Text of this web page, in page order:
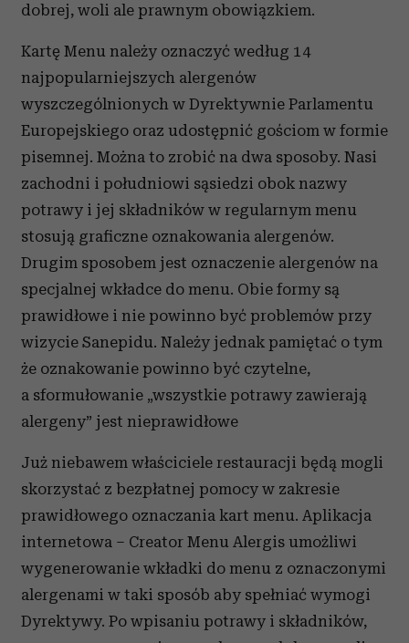
dobrej, woli ale prawnym obowiązkiem.
Kartę Menu należy oznaczyć według 14
najpopularniejszych alergenów
wyszczególnionych w Dyrektywnie Parlamentu
Europejskiego oraz udostępnić gościom w formie
pisemnej. Można to zrobić na dwa sposoby. Nasi
zachodni i południowi sąsiedzi obok nazwy
potrawy i jej składników w regularnym menu
stosują graficzne oznakowania alergenów.
Drugim sposobem jest oznaczenie alergenów na
specjalnej wkładce do menu. Obie formy są
prawidłowe i nie powinno być problemów przy
wizycie Sanepidu. Należy jednak pamiętać o tym
że oznakowanie powinno być czytelne,
a sformułowanie „wszystkie potrawy zawierają
alergeny” jest nieprawidłowe
Już niebawem właściciele restauracji będą mogli
skorzystać z bezpłatnej pomocy w zakresie
prawidłowego oznaczania kart menu. Aplikacja
internetowa – Creator Menu Alergis umożliwi
wygenerowanie wkładki do menu z oznaczonymi
alergenami w taki sposób aby spełniać wymogi
Dyrektywy. Po wpisaniu potrawy i składników,